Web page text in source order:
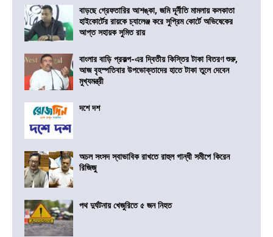
বাড়ছে গ্রেফতারির আশঙ্কা, জমি দূর্নীতি মামলায় কলকাতা
হাইকোর্টের রায়কে চ্যালেঞ্জ করে সুপ্রিম কোর্টে অভিষেকের
আপ্ত সহায়ক সুমিত রায়
বাংলার বাড়ি প্রকল্প-এর দ্বিতীয় কিস্তির টাকা বিতরণ শুরু,
আজ বৃহস্পতিবার উপভোক্তাদের হাতে টাকা তুলে দেবেন
মুখ্যমন্ত্রী
দশে দশ
অচল সংসদ স্বাভাবিক রাখতে রাহুল গান্ধী সমীপে কিরেন
রিজিজু
পথ দুর্ঘটনায় খেজুরিতে ৫ জন নিহত